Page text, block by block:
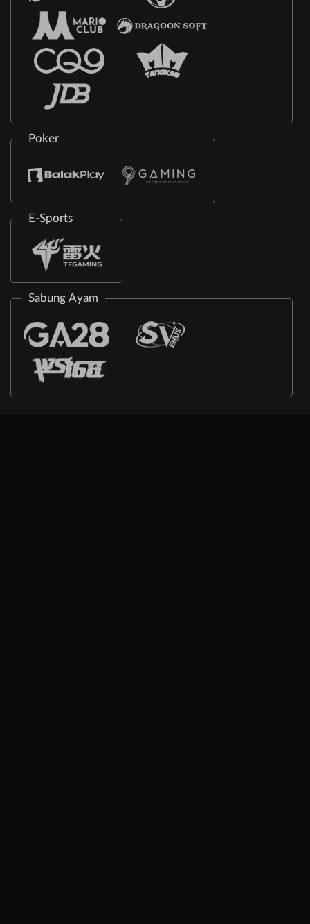
Poker
E-Sports
Sabung Ayam